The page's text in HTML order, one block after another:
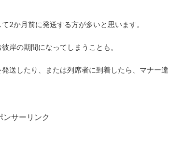
2か月前に発送する方が多いと思います。
岸の期間になってしまうことも。
送したり、または列席者に到着したら、マナー違
ンサーリンク